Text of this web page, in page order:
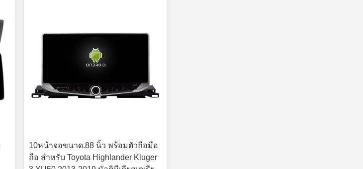
10หน้าจอขนาด.88 นิ้ว พร้อมตัวถือมือ
ถือ สําหรับ Toyota Highlander Kluger